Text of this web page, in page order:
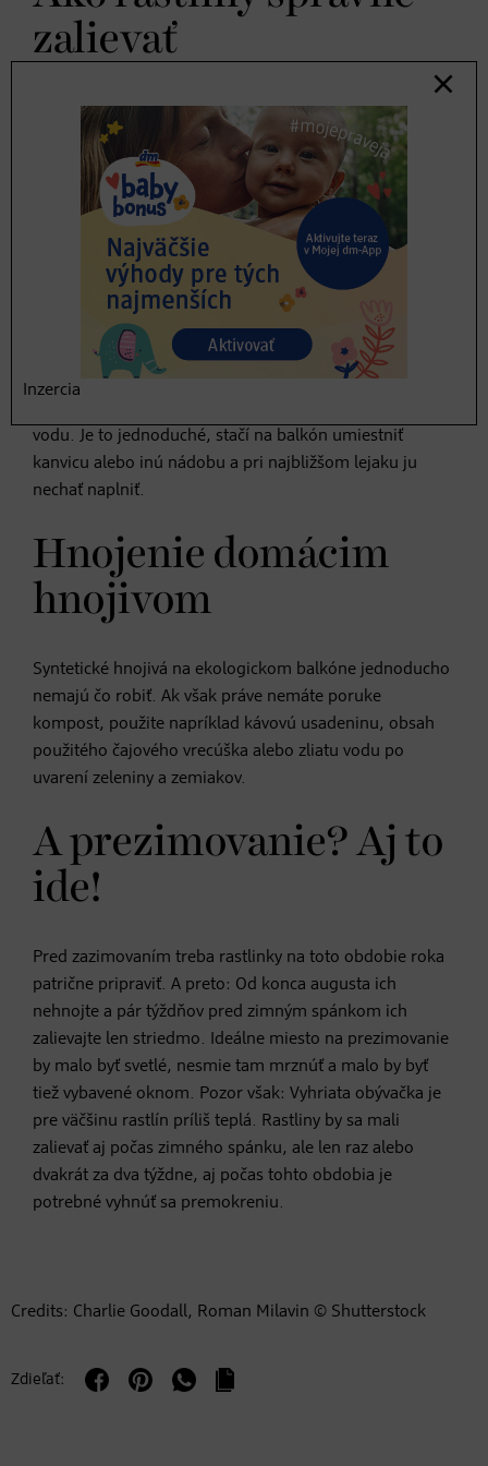
zalievať
Aj keď sa vám počas letných horúčav žiada hodiť do
studenej vody, zelenina to má inak, nemali by ste ju
polievať veľmi často. Korene tak môžu preniknúť hlboko
do zeme a rastliny sa tak stávajú robustnejšie a
odolnejšie voči teplu. Pri zalievaní rastlín dbajte na to,
aby mohla nadbytočná voda z kvetináčov odtekať, príliš
veľa vody a prevlhčená zem totiž môže byť príčinou
vzniku rôznych chorôb rastlín.
Dôležité u jednotlivých rastlín je predovšetkým dbať na
ich individuálnu potrebu vody a na zalievanie podľa
vodu. Je to jednoduché, stačí na balkón umiestniť
kanvicu alebo inú nádobu a pri najbližšom lejaku ju
nechať naplniť.
Hnojenie domácim
hnojivom
Syntetické hnojivá na ekologickom balkóne jednoducho
nemajú čo robiť. Ak však práve nemáte poruke
kompost, použite napríklad kávovú usadeninu, obsah
použitého čajového vrecúška alebo zliatu vodu po
uvarení zeleniny a zemiakov.
A prezimovanie? Aj to
ide!
Pred zazimovaním treba rastlinky na toto obdobie roka
patrične pripraviť. A preto: Od konca augusta ich
nehnojte a pár týždňov pred zimným spánkom ich
zalievajte len striedmo. Ideálne miesto na prezimovanie
by malo byť svetlé, nesmie tam mrznúť a malo by byť
tiež vybavené oknom. Pozor však: Vyhriata obývačka je
pre väčšinu rastlín príliš teplá. Rastliny by sa mali
zalievať aj počas zimného spánku, ale len raz alebo
dvakrát za dva týždne, aj počas tohto obdobia je
potrebné vyhnúť sa premokreniu.
Credits: Charlie Goodall, Roman Milavin © Shutterstock
Zdieľať:
Inzercia